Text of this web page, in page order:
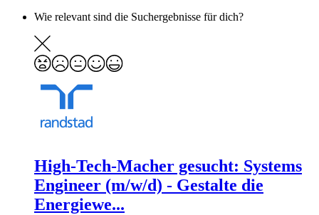
Wie relevant sind die Suchergebnisse für dich?
High-Tech-Macher gesucht: Systems
Engineer (m/w/d) - Gestalte die
Energiewe...